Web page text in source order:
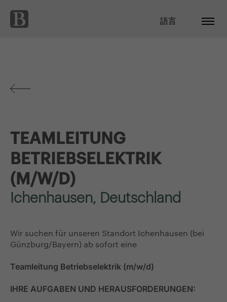
語言
TEAMLEITUNG
BETRIEBSELEKTRIK
(M/W/D)
Ichenhausen, Deutschland
Wir suchen für unseren Standort Ichenhausen (bei
Günzburg/Bayern) ab sofort eine
Teamleitung Betriebselektrik (m/w/d)
IHRE AUFGABEN UND HERAUSFORDERUNGEN: